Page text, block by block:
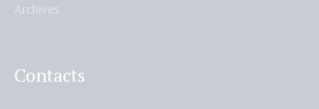
Archives
Contacts